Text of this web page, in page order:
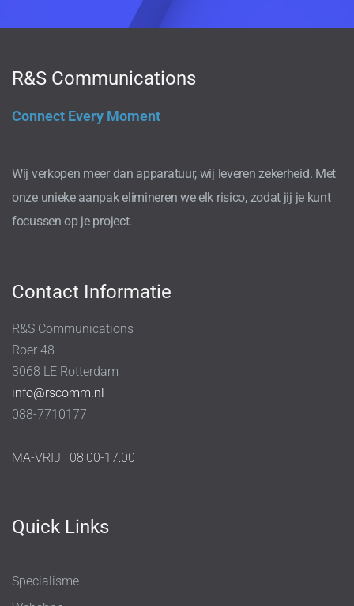
R&S Communications
Connect Every Moment
Wij verkopen meer dan apparatuur, wij leveren zekerheid. Met
onze unieke aanpak elimineren we elk risico, zodat jij je kunt
focussen op je project.
Contact Informatie
R&S Communications
Roer 48
3068 LE Rotterdam
info@rscomm.nl
088-7710177
MA-VRIJ: 08:00-17:00
Quick Links
Specialisme